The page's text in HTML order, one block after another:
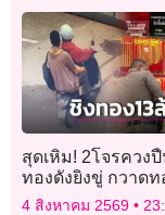
สุดเหิม! 2โจรควง
ทองดังยิงขู่ กวาดท
บาท ค่ากว่า 13 ล้า
4 สิงหาคม 2569